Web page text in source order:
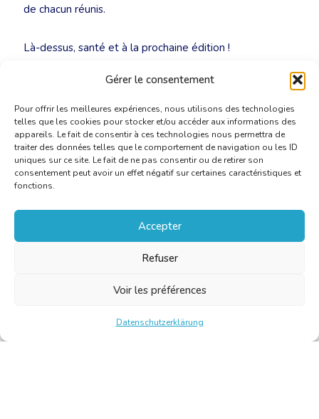
Gérer le consentement
Pour offrir les meilleures expériences, nous utilisons des technologies
telles que les cookies pour stocker et/ou accéder aux informations des
appareils. Le fait de consentir à ces technologies nous permettra de
traiter des données telles que le comportement de navigation ou les ID
uniques sur ce site. Le fait de ne pas consentir ou de retirer son
consentement peut avoir un effet négatif sur certaines caractéristiques et
fonctions.
Accepter
Refuser
Voir les préférences
Datenschutzerklärung
de chacun réunis.
Là-dessus, santé et à la prochaine édition !
Nicolas Stuyckens et Pascal Malcourant